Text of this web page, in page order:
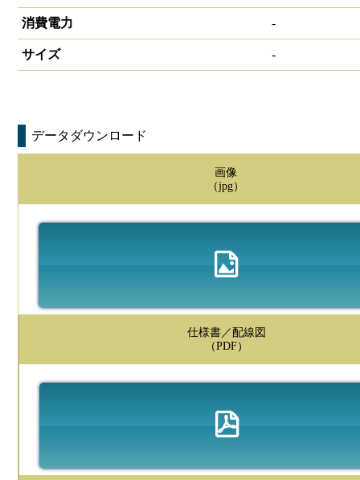
消費電力 -
サイズ -
データダウンロード
画像
（jpg）
仕様書／配線図
（PDF）